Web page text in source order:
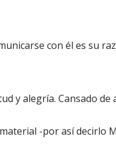
con él es su
y alegría. Cansado de
-por así decirlo